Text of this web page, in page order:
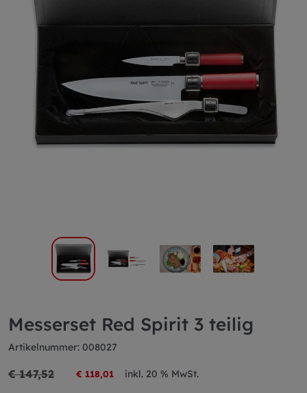
Messerset Red Spirit 3 teilig
Artikelnummer: 008027
€ 147,52 € 118,01 inkl. 20 % MwSt.